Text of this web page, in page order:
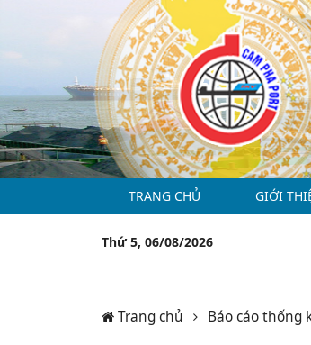
TRANG CHỦ GIỚI
Thứ 5, 06/08/2026
Trang chủ Báo cáo thống